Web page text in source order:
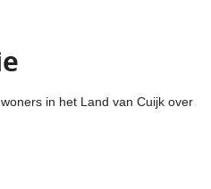
in het Land van Cuijk over